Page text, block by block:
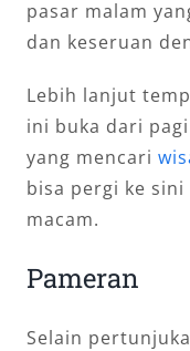
pasar malam
dan keseruan
Lebih lanjut
ini buka dari
yang mencari
bisa pergi ke
macam.
Pameran
Selain